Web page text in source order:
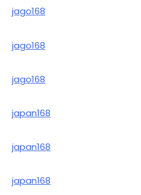
jago168
jago168
jago168
japan168
japan168
japan168